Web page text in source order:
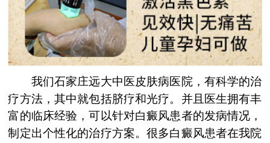
我们石家庄远大中医皮肤病医院，有科学的治
疗方法，其中就包括脐疗和光疗。并且医生拥有丰
富的临床经验，可以针对白癜风患者的发病情况，
制定出个性化的治疗方案。很多白癜风患者在我院